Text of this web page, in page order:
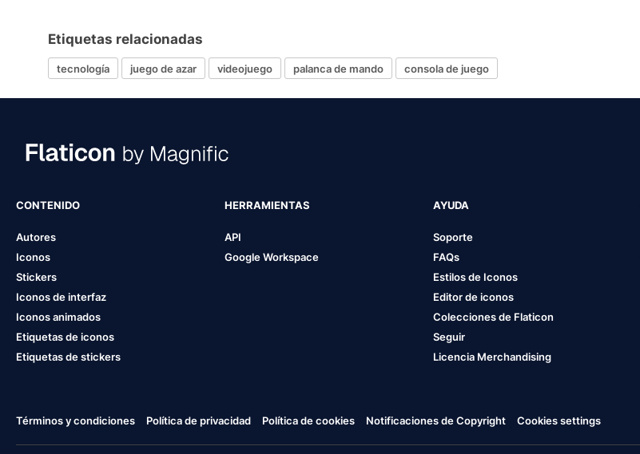
Etiquetas relacionadas
tecnología juego de azar videojuego palanca de mando consola de juego
CONTENIDO
Autores
Iconos
Stickers
Iconos de interfaz
Iconos animados
Etiquetas de iconos
Etiquetas de stickers
HERRAMIENTAS
API
Google Workspace
AYUDA
Soporte
FAQs
Estilos de Iconos
Editor de iconos
Colecciones de Flaticon
Seguir
Licencia Merchandising
Términos y condiciones Política de privacidad Política de cookies Notificaciones de Copyright Cookies settings